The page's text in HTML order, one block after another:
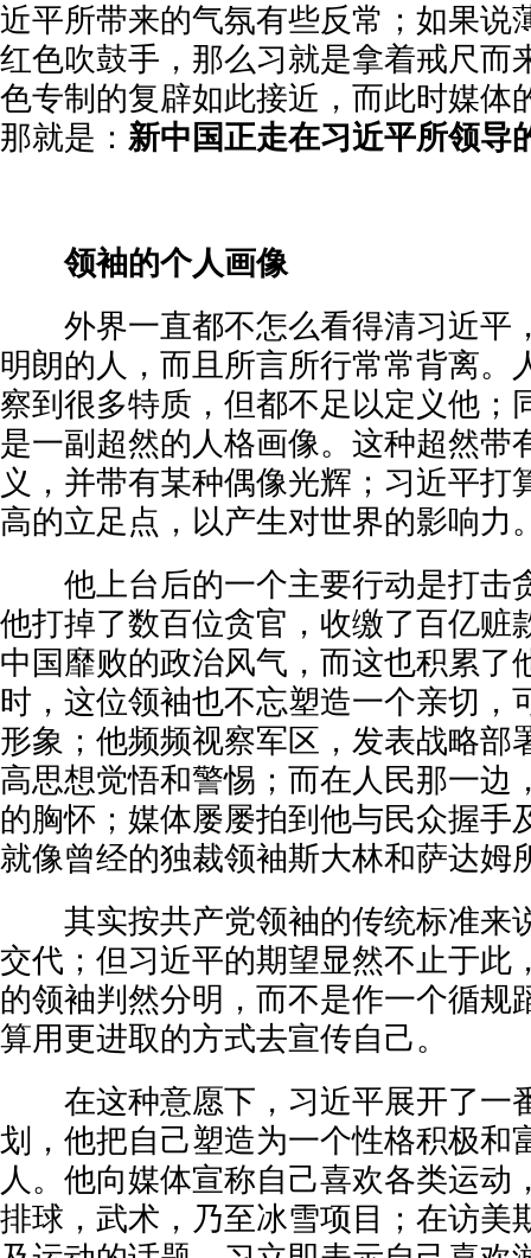
近平所带来的气氛有些反常；如果说
红色吹鼓手，那么习就是拿着戒尺而
色专制的复辟如此接近，而此时媒体
那就是： 新中国正走在习近平所领导
领袖的个人画像
外界一直都不怎么看得清习近平
明朗的人，而且所言所行常常背离。
察到很多特质，但都不足以定义他；
是一副超然的人格画像。这种超然带
义，并带有某种偶像光辉；习近平打
高的立足点，以产生对世界的影响力
他上台后的一个主要行动是打击
他打掉了数百位贪官，收缴了百亿赃
中国靡败的政治风气，而这也积累了
时，这位领袖也不忘塑造一个亲切，
形象；他频频视察军区，发表战略部
高思想觉悟和警惕；而在人民那一边
的胸怀；媒体屡屡拍到他与民众握手
就像曾经的独裁领袖斯大林和萨达姆
其实按共产党领袖的传统标准来
交代；但习近平的期望显然不止于此
的领袖判然分明，而不是作一个循规
算用更进取的方式去宣传自己。
在这种意愿下，习近平展开了一
划，他把自己塑造为一个性格积极和
人。他向媒体宣称自己喜欢各类运动
排球，武术，乃至冰雪项目；在访美